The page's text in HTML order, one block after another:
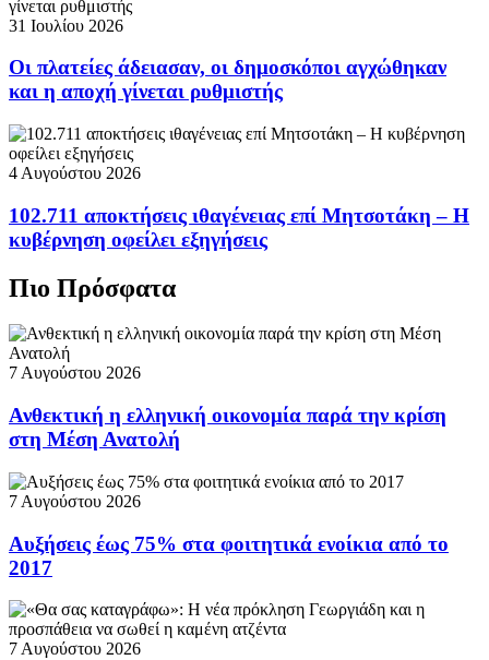
31 Ιουλίου 2026
Οι πλατείες άδειασαν, οι δημοσκόποι αγχώθηκαν
και η αποχή γίνεται ρυθμιστής
4 Αυγούστου 2026
102.711 αποκτήσεις ιθαγένειας επί Μητσοτάκη – Η
κυβέρνηση οφείλει εξηγήσεις
Πιο Πρόσφατα
7 Αυγούστου 2026
Ανθεκτική η ελληνική οικονομία παρά την κρίση
στη Μέση Ανατολή
7 Αυγούστου 2026
Αυξήσεις έως 75% στα φοιτητικά ενοίκια από το
2017
7 Αυγούστου 2026